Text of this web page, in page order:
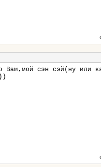
Вам,мой сэн сэй(ну или